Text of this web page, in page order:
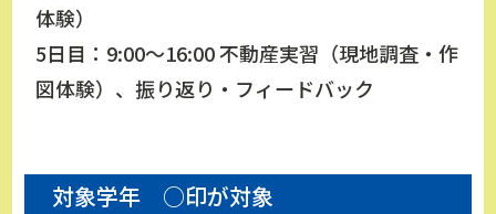
体験）
5日目：9:00～16:00 不動産実習（現地調査・作
図体験）、振り返り・フィードバック
対象学年 ○印が対象